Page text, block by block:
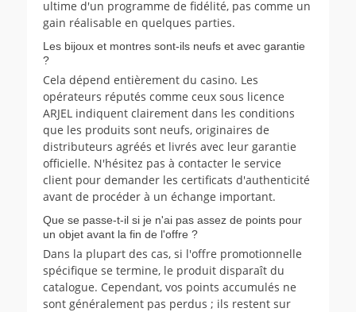
ultime d'un programme de fidélité, pas comme un
gain réalisable en quelques parties.
Les bijoux et montres sont-ils neufs et avec garantie
?
Cela dépend entièrement du casino. Les
opérateurs réputés comme ceux sous licence
ARJEL indiquent clairement dans les conditions
que les produits sont neufs, originaires de
distributeurs agréés et livrés avec leur garantie
officielle. N'hésitez pas à contacter le service
client pour demander les certificats d'authenticité
avant de procéder à un échange important.
Que se passe-t-il si je n'ai pas assez de points pour
un objet avant la fin de l'offre ?
Dans la plupart des cas, si l'offre promotionnelle
spécifique se termine, le produit disparaît du
catalogue. Cependant, vos points accumulés ne
sont généralement pas perdus ; ils restent sur